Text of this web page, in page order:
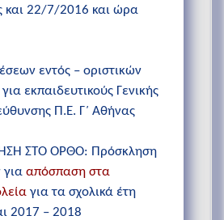
22/7/2016 και ώρα
εντός – οριστικών
εκπαιδευτικούς Γενικής
Π.Ε. Γ΄ Αθήνας
ΣΤΟ ΟΡΘΟ: Πρόσκληση
για απόσπαση στα
για τα σχολικά έτη
2017 – 2018